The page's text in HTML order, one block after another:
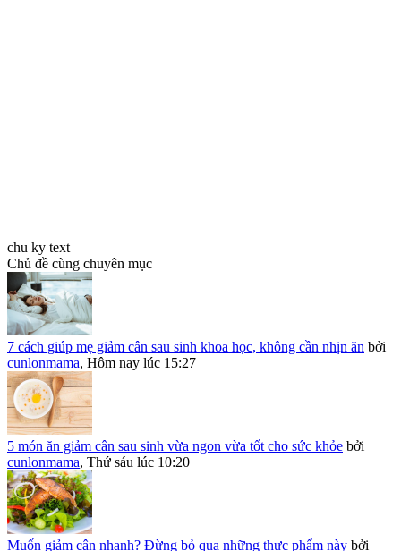
chu ky text
Chủ đề cùng chuyên mục
7 cách giúp mẹ giảm cân sau sinh khoa học, không cần nhịn ăn bởi
cunlonmama, Hôm nay lúc 15:27
5 món ăn giảm cân sau sinh vừa ngon vừa tốt cho sức khỏe bởi
cunlonmama, Thứ sáu lúc 10:20
Muốn giảm cân nhanh? Đừng bỏ qua những thực phẩm này bởi